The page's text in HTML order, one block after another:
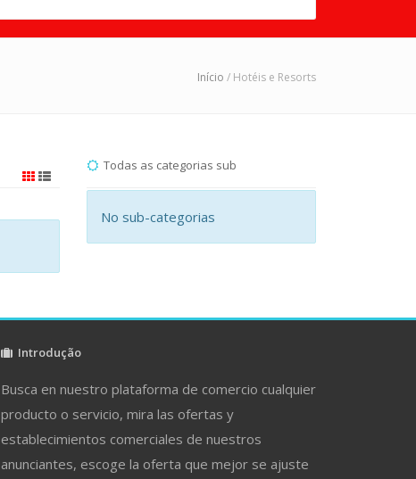
Início / Hotéis e Resorts
Todas as categorias sub
No sub-categorias
Introdução
Busca en nuestro plataforma de comercio cualquier
producto o servicio, mira las ofertas y
establecimientos comerciales de nuestros
anunciantes, escoge la oferta que mejor se ajuste